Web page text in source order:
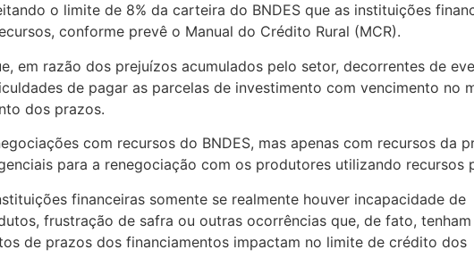
o limite de 8% da carteira do BNDES que as instituições
conforme prevê o Manual do Crédito Rural (MCR).
em razão dos prejuízos acumulados pelo setor, decorrentes de
de pagar as parcelas de investimento com vencimento no
dos prazos.
com recursos do BNDES, mas apenas com recursos da
para a renegociação com os produtores utilizando recursos
financeiras somente se realmente houver incapacidade de
frustração de safra ou outras ocorrências que, de fato, tenham
de prazos dos financiamentos impactam no limite de crédito dos